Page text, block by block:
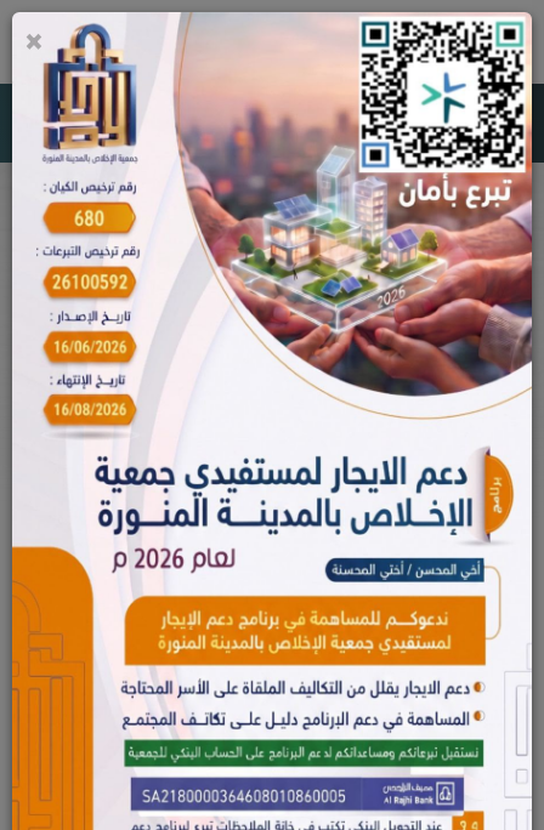
جمعية الإخلاص بالمدينة المنورة
مكتبة الصور
الجمعية العمومية يوم الإثنين الموافق 21 /3
/2022م
الجمعية العمومية العادية لجمعية الإخلاص خلال شهر مارس 2022م
الرئيسية مكتبة الصور
البوم الصور
×